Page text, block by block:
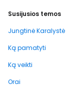
Susijusios temos
Jungtinė Karalystė
Ką pamatyti
Ką veikti
Orai